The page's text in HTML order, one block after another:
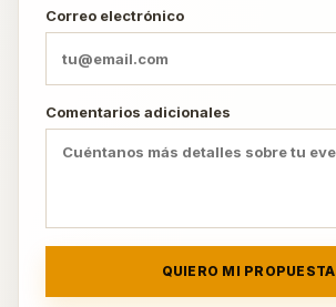
Correo electrónico
Comentarios adicionales
QUIERO MI PROPUESTA